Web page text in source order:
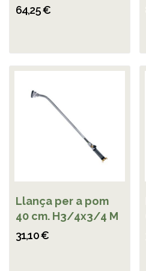
64,25 €
Llança per a pom
40 cm. H3/4x3/4 M
31,10 €